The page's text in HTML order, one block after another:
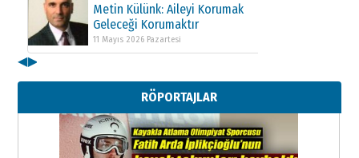
Metin Külünk: Aileyi Korumak
Geleceği Korumaktır
11 Mayıs 2026 Pazartesi
Metin Külünk: Aileyi Korumak
Geleceği Korumaktır
11 Mayıs 2026 Pazartesi
◀▶
RÖPORTAJLAR